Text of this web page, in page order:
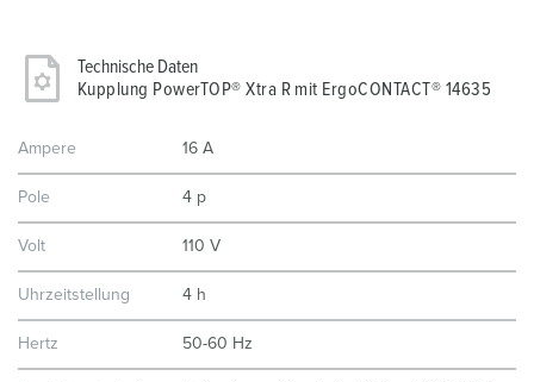
Technische Daten
Kupplung PowerTOP® Xtra R mit ErgoCONTACT® 14635
Ampere 16 A
Pole 4 p
Volt 110 V
Uhrzeitstellung 4 h
Hertz 50-60 Hz